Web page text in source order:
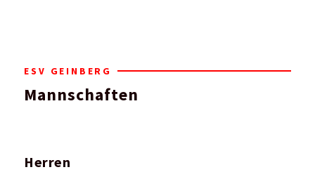
ESV GEINBERG
Mannschaften
Herren